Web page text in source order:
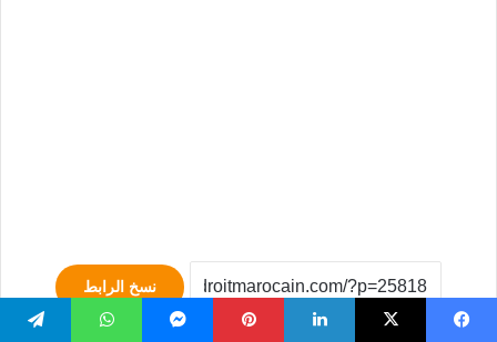
نسخ الرابط